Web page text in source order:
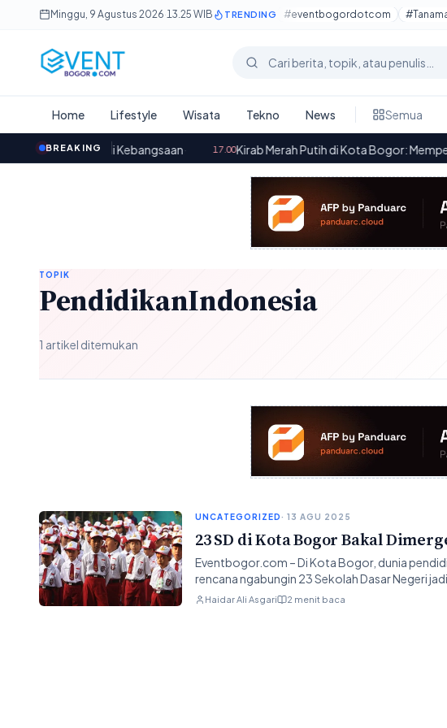
Lewati ke konten utama
Minggu, 9 Agustus 2026·13.25 WIB TRENDING #eventbogordotcom
Cari berita
Home Lifestyle Wisata Tekno News Semua
BREAKING
Nilai-Nilai Kebangsaan· 17.00Kirab Merah Putih di Kota Bogor:
TOPIK
PendidikanIndonesia
1 artikel ditemukan
UNCATEGORIZED· 13 AGU 2025
23 SD di Kota Bogor Bakal
Eventbogor.com – Di Kota Bogor, dunia
rencana ngabungin 23 Sekolah Dasar Negeri jadi
Haidar Ali Asgari 2 menit baca